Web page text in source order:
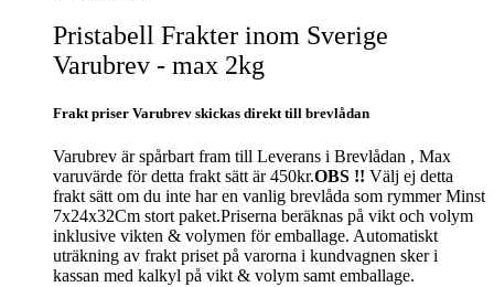
Pristabell Frakter inom Sverige
Varubrev - max 2kg
Frakt priser Varubrev skickas direkt till brevlådan
Varubrev är spårbart fram till Leverans i Brevlådan , Max
varuvärde för detta frakt sätt är 450kr.OBS !! Välj ej detta
frakt sätt om du inte har en vanlig brevlåda som rymmer Minst
7x24x32Cm stort paket.Priserna beräknas på vikt och volym
inklusive vikten & volymen för emballage. Automatiskt
uträkning av frakt priset på varorna i kundvagnen sker i
kassan med kalkyl på vikt & volym samt emballage.